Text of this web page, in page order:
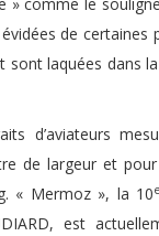
de certaines
sont laquées dans
d’aviateurs
de largeur et
« Mermoz », la 10e
est